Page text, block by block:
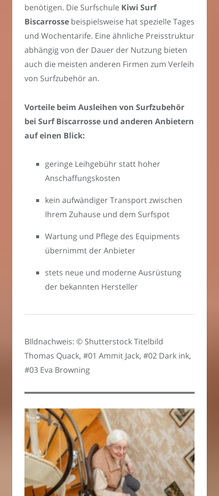
benötigen. Die Surfschule Kiwi Surf
Biscarrosse beispielsweise hat spezielle Tages
und Wochentarife. Eine ähnliche Preisstruktur
abhängig von der Dauer der Nutzung bieten
auch die meisten anderen Firmen zum Verleih
von Surfzubehör an.
Vorteile beim Ausleihen von Surfzubehör
bei Surf Biscarrosse und anderen Anbietern
auf einen Blick:
geringe Leihgebühr statt hoher
Anschaffungskosten
kein aufwändiger Transport zwischen
Ihrem Zuhause und dem Surfspot
Wartung und Pflege des Equipments
übernimmt der Anbieter
stets neue und moderne Ausrüstung
der bekannten Hersteller
BIldnachweis: © Shutterstock Titelbild
Thomas Quack, #01 Ammit Jack, #02 Dark ink,
#03 Eva Browning